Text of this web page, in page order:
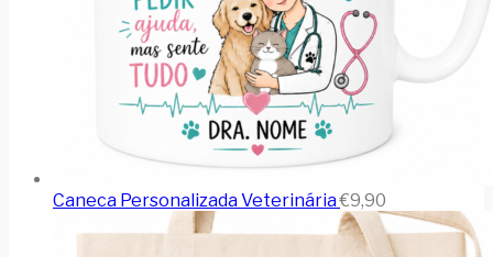
Caneca Personalizada Veterinária€9,90